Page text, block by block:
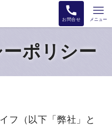
お問合せ メニュー
ポリシー
フ（以下「弊社」と